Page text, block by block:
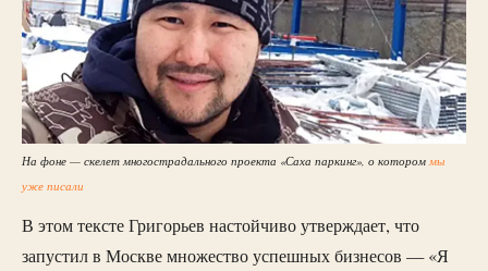
На фоне — скелет многострадального проекта «Саха паркинг», о котороммы
уже писали
В этом тексте Григорьев настойчиво утверждает, что
запустил в Москве множество успешных бизнесов — «Я